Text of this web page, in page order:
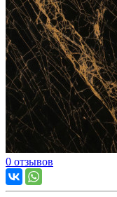
0 отзывов